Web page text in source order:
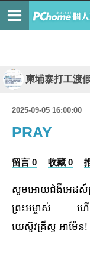
柬埔寨打工渡
2025-09-05 16:00:00
PRAY
留言 0 收藏 0
សូមអោយជំងឺអេដ
ព្រះអម្ចាស់ ហើយអ
យេស៊ូវគ្រីស្ទ អាម៉ែន!